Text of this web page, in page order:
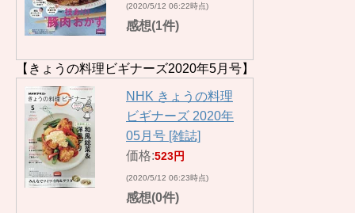
(2020/5/12 06:22時点)
感想(1件)
【きょうの料理ビギナーズ2020年5月号】
NHK きょうの料理
ビギナーズ 2020年
05月号 [雑誌]
価格:523円
(2020/5/12 06:23時点)
感想(0件)